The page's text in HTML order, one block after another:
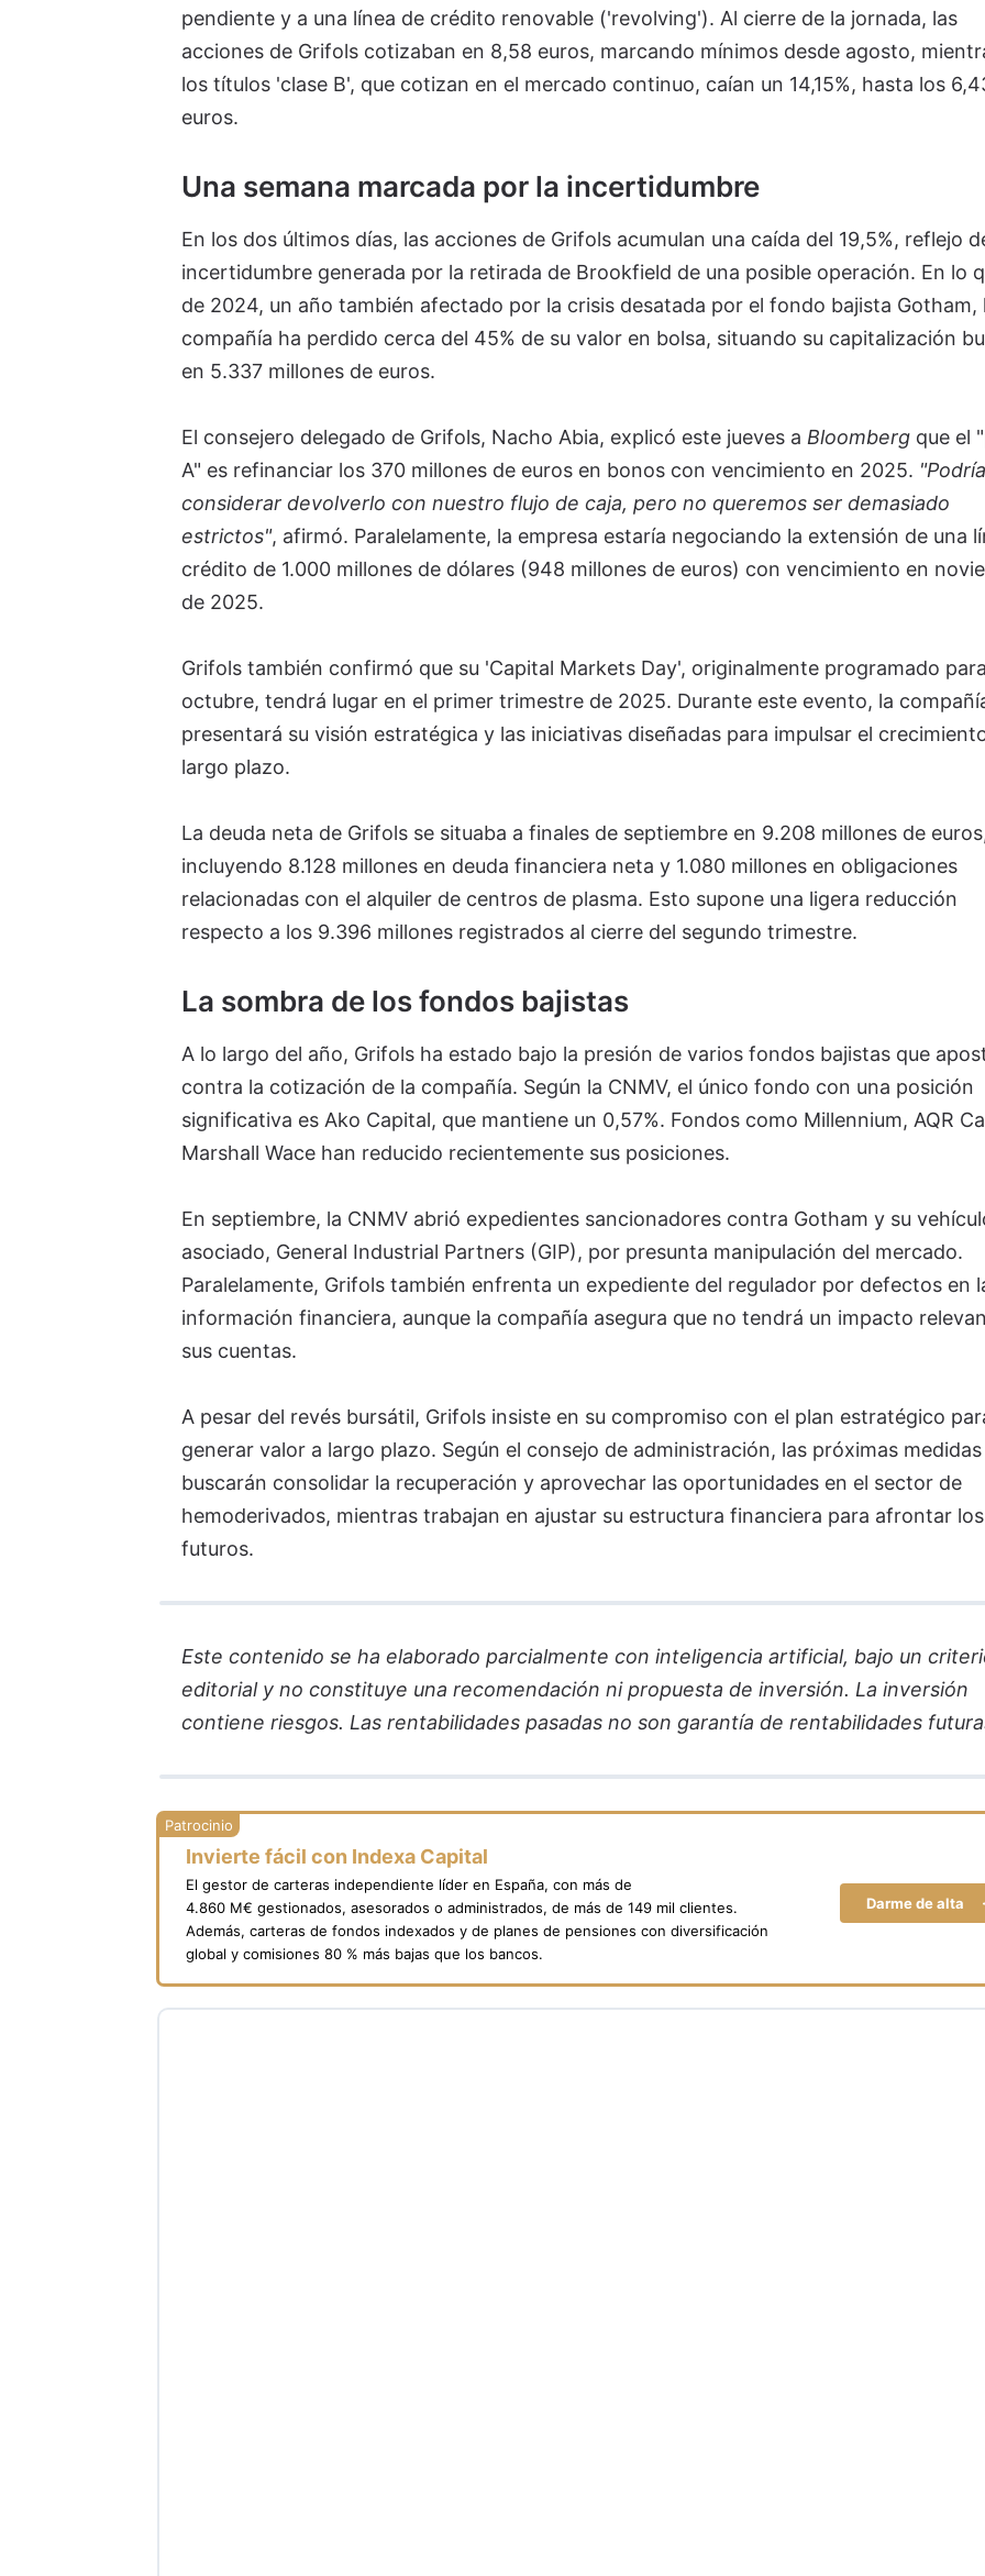
pendiente y a una línea de crédito renovable ('revolving'). Al cierre de la jornada, las
acciones de Grifols cotizaban en 8,58 euros, marcando mínimos desde agosto,
los títulos 'clase B', que cotizan en el mercado continuo, caían un 14,15%, hasta los
euros.
Una semana marcada por la incertidumbre
En los dos últimos días, las acciones de Grifols acumulan una caída del 19,5%, reflejo
incertidumbre generada por la retirada de Brookfield de una posible operación. En lo
de 2024, un año también afectado por la crisis desatada por el fondo bajista Gotham,
compañía ha perdido cerca del 45% de su valor en bolsa, situando su capitalización
en 5.337 millones de euros.
El consejero delegado de Grifols, Nacho Abia, explicó este jueves a Bloombergque el
A" es refinanciar los 370 millones de euros en bonos con vencimiento en 2025.
considerar devolverlo con nuestro flujo de caja, pero no queremos ser demasiado
estrictos", afirmó. Paralelamente, la empresa estaría negociando la extensión de una
crédito de 1.000 millones de dólares (948 millones de euros) con vencimiento en
de 2025.
Grifols también confirmó que su 'Capital Markets Day', originalmente programado para
octubre, tendrá lugar en el primer trimestre de 2025. Durante este evento, la
presentará su visión estratégica y las iniciativas diseñadas para impulsar el
largo plazo.
La deuda neta de Grifols se situaba a finales de septiembre en 9.208 millones de
incluyendo 8.128 millones en deuda financiera neta y 1.080 millones en obligaciones
relacionadas con el alquiler de centros de plasma. Esto supone una ligera reducción
respecto a los 9.396 millones registrados al cierre del segundo trimestre.
La sombra de los fondos bajistas
A lo largo del año, Grifols ha estado bajo la presión de varios fondos bajistas que
contra la cotización de la compañía. Según la CNMV, el único fondo con una posición
significativa es Ako Capital, que mantiene un 0,57%. Fondos como Millennium, AQR
Marshall Wace han reducido recientemente sus posiciones.
En septiembre, la CNMV abrió expedientes sancionadores contra Gotham y su
asociado, General Industrial Partners (GIP), por presunta manipulación del mercado.
Paralelamente, Grifols también enfrenta un expediente del regulador por defectos en
información financiera, aunque la compañía asegura que no tendrá un impacto
sus cuentas.
A pesar del revés bursátil, Grifols insiste en su compromiso con el plan estratégico
generar valor a largo plazo. Según el consejo de administración, las próximas medidas
buscarán consolidar la recuperación y aprovechar las oportunidades en el sector de
hemoderivados, mientras trabajan en ajustar su estructura financiera para afrontar
futuros.
Este contenido se ha elaborado parcialmente con inteligencia artificial, bajo un
editorial y no constituye una recomendación ni propuesta de inversión. La inversión
contiene riesgos. Las rentabilidades pasadas no son garantía de rentabilidades
Invierte fácil con Indexa Capital
El gestor de carteras independiente líder en España, con más de
4.860 M€ gestionados, asesorados o administrados, de más de 149 mil clientes.
Además, carteras de fondos indexados y de planes de pensiones con diversificación
global y comisiones 80 % más bajas que los bancos.
Darme de alta